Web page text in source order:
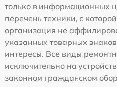
только в информационных
перечень техники, с
организация не
указанных товарных
интересы. Все виды
исключительно на
законном гражданском